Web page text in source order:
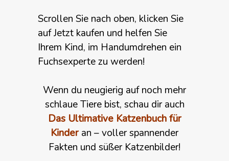
Scrollen Sie nach oben, klicken Sie
auf Jetzt kaufen und helfen Sie
Ihrem Kind, im Handumdrehen ein
Fuchsexperte zu werden!
Wenn du neugierig auf noch mehr
schlaue Tiere bist, schau dir auch
Das Ultimative Katzenbuch für
Kinderan – voller spannender
Fakten und süßer Katzenbilder!